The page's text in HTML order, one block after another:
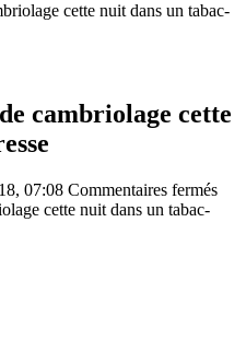
cette nuit dans un tabac-
cambriolage cette
07:08 Commentaires fermés
cette nuit dans un tabac-